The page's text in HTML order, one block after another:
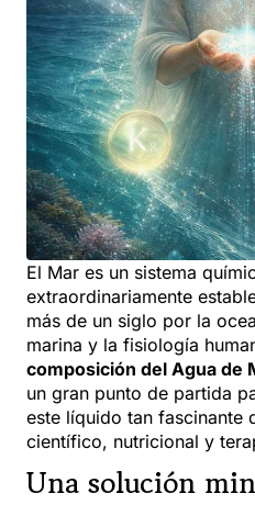
El Mar es un sistema
extraordinariamente
más de un siglo por la
marina y la fisiología
composición del Agua de
un gran punto de partida
este líquido tan fascinante
científico, nutricional y
Una solución